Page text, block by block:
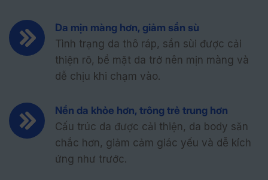
Da mịn màng hơn, giảm sần sù
Tình trạng da thô ráp, sần sùi được cải
thiện rõ, bề mặt da trở nên mịn màng và
dễ chịu khi chạm vào.
Nền da khỏe hơn, trông trẻ trung hơn
Cấu trúc da được cải thiện, da body săn
chắc hơn, giảm cảm giác yếu và dễ kích
ứng như trước.